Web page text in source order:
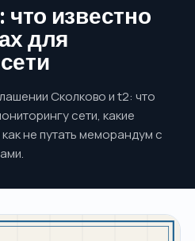
что известно
для
Сколково и t2: что
сети, какие
не путать меморандум с